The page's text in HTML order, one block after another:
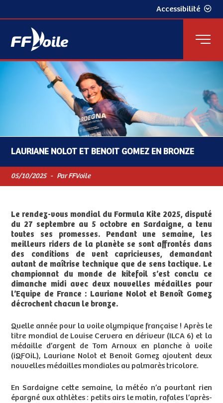
Accessibilité
LAURIANE NOLOT ET BENOIT GOMEZ EN BRONZE
05/10/2025 - Par FFVoile
Le rendez-vous mondial du Formula Kite 2025, disputé
du 27 septembre au 5 octobre en Sardaigne, a tenu
toutes ses promesses. Pendant une semaine, les
meilleurs riders de la planète se sont affrontés dans
des conditions de vent capricieuses, demandant
autant de maîtrise technique que de sens tactique. Le
championnat du monde de kitefoil s’est conclu ce
dimanche midi avec deux nouvelles médailles pour
l’Equipe de France : Lauriane Nolot et Benoît Gomez
décrochent chacun le bronze.
Quelle année pour la voile olympique française ! Après le
titre mondial de Louise Cervera en dériveur (ILCA 6) et la
médaille d’argent de Tom Arnoux en planche à voile
(iQFOiL), Lauriane Nolot et Benoit Gomez ajoutent deux
nouvelles médailles mondiales au palmarès tricolore.
En Sardaigne cette semaine, la météo n’a pourtant rien
épargné aux athlètes : petits airs le matin, rafales l’après-